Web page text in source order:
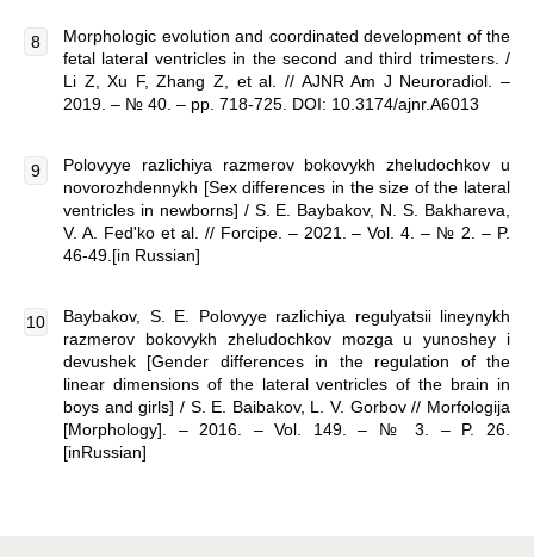
Morphologic evolution and coordinated development of the
fetal lateral ventricles in the second and third trimesters. /
Li Z, Xu F, Zhang Z, et al. // AJNR Am J Neuroradiol. –
2019. – № 40. – pp. 718-725. DOI: 10.3174/ajnr.A6013
Polovyye razlichiya razmerov bokovykh zheludochkov u
novorozhdennykh [Sex differences in the size of the lateral
ventricles in newborns] / S. E. Baybakov, N. S. Bakhareva,
V. A. Fed'ko et al. // Forcipe. – 2021. – Vol. 4. – № 2. – P.
46-49.[in Russian]
Baybakov, S. E. Polovyye razlichiya regulyatsii lineynykh
razmerov bokovykh zheludochkov mozga u yunoshey i
devushek [Gender differences in the regulation of the
linear dimensions of the lateral ventricles of the brain in
boys and girls] / S. E. Baibakov, L. V. Gorbov // Morfologija
[Morphology]. – 2016. – Vol. 149. – № 3. – P. 26.
[inRussian]